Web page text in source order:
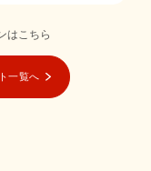
はこちら
一覧へ